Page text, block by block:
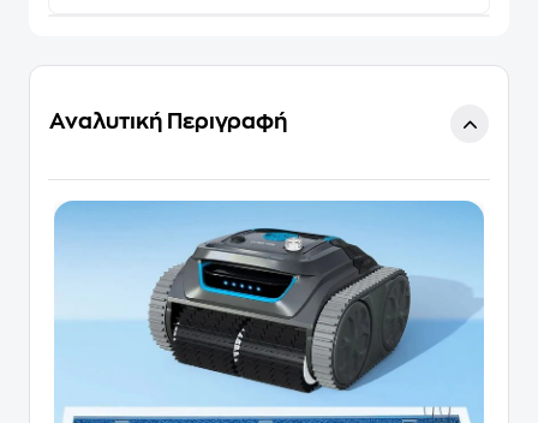
Αναλυτική Περιγραφή